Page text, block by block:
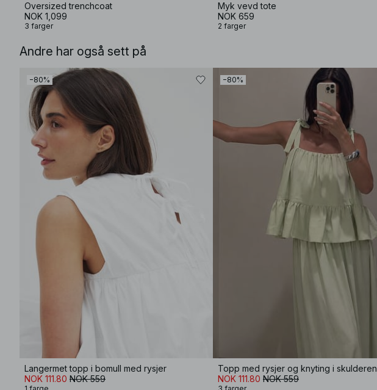
Oversized trenchcoat
NOK 1,099
3 farger
Myk vevd tote
NOK 659
2 farger
Andre har også sett på
−80%
Langermet topp i bomull med rysjer
NOK 111.80 NOK 559
1 farge
−80%
Topp med rysjer og knyting i skulderen
NOK 111.80 NOK 559
3 farger